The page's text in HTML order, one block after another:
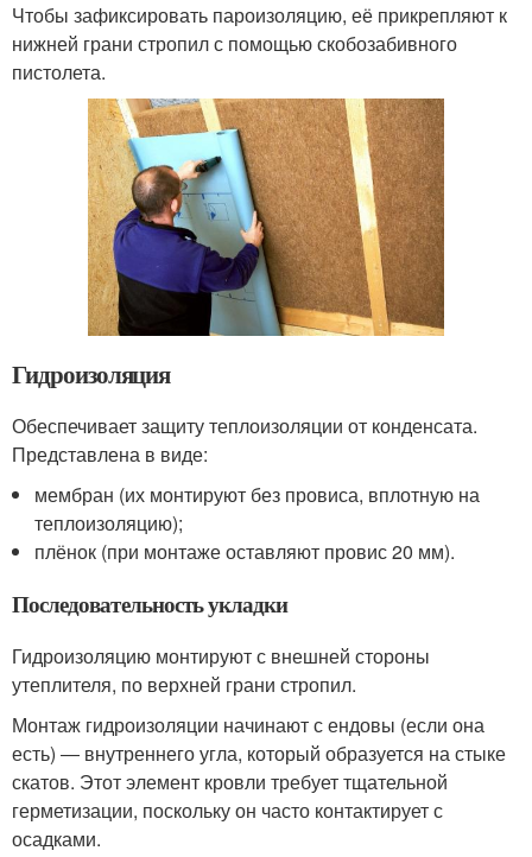
Чтобы зафиксировать пароизоляцию, её прикрепляют к
нижней грани стропил с помощью скобозабивного
пистолета.
Гидроизоляция
Обеспечивает защиту теплоизоляции от конденсата.
Представлена в виде:
мембран (их монтируют без провиса, вплотную на
теплоизоляцию);
плёнок (при монтаже оставляют провис 20 мм).
Последовательность укладки
Гидроизоляцию монтируют с внешней стороны
утеплителя, по верхней грани стропил.
Монтаж гидроизоляции начинают с ендовы (если она
есть) ― внутреннего угла, который образуется на стыке
скатов. Этот элемент кровли требует тщательной
герметизации, поскольку он часто контактирует с
осадками.